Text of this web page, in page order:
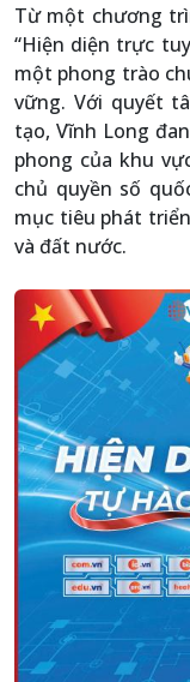
Từ một chương
“Hiện diện trực
một phong trào
vững. Với quyết
tạo, Vĩnh Long
phong của khu
chủ quyền số
mục tiêu phát
và đất nước.